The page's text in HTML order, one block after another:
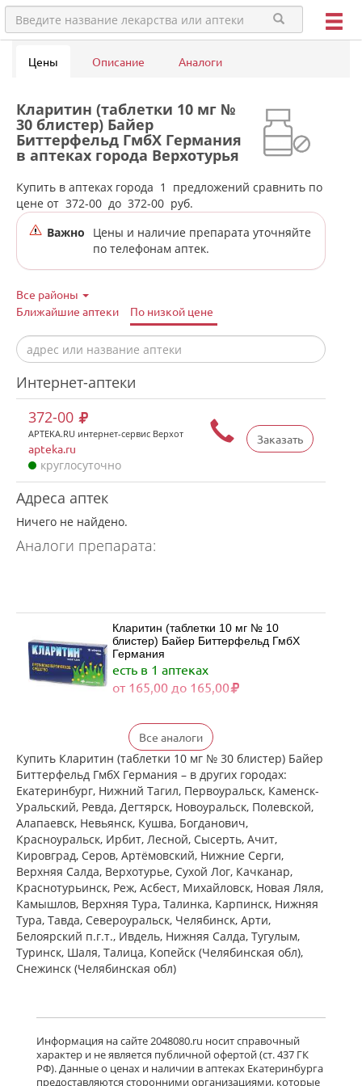
Цены Описание Аналоги
Кларитин (таблетки 10 мг №
30 блистер) Байер
Биттерфельд ГмбХ Германия
в аптеках города Верхотурья
Купить в аптеках города 1
предложений сравнить по
цене от 372-00 до 372-00 руб.
Важно
Цены и наличие препарата уточняйте
по телефонам аптек.
Все районы
Ближайшие аптеки
По низкой цене
Интернет-аптеки
Заказать
372-00
APTEKA.RU интернет-сервис Верхот
apteka.ru
круглосуточно
Адреса аптек
Ничего не найдено.
Аналоги препарата:
Кларитин (таблетки 10 мг № 10
блистер) Байер Биттерфельд ГмбХ
Германия
есть в 1 аптеках
от 165,00 до 165,00
Кларитин (таблетки 10 мг № 30
блистер) Байер Биттерфельд ГмбХ
Германия
есть в 1 аптеках
от 372,00 до 372,00
Кларотадин (таблетки 10 мг N10)
Акрихин ХФК ОАО - Россия
Московская область, Нагинский р-н,
Старая Купавна
Нет в аптеках города
Кларитин (таблетки 10 мг № 7
блистер) Байер Биттерфельд ГмбХ
Германия
Нет в аптеках города
Кларотадин (таблетки 10 мг N7)
Акрихин ХФК ОАО - Россия
Московская область, Нагинский р-н,
Старая Купавна
Все аналоги
Купить Кларитин (таблетки 10 мг № 30 блистер) Байер
Биттерфельд ГмбХ Германия – в других городах:
Екатеринбург, Нижний Тагил, Первоуральск, Каменск-
Уральский, Ревда, Дегтярск, Новоуральск, Полевской,
Алапаевск, Невьянск, Кушва, Богданович,
Красноуральск, Ирбит, Лесной, Сысерть, Ачит,
Кировград, Серов, Артёмовский, Нижние Cерги,
Верхняя Салда, Верхотурье, Сухой Лог, Качканар,
Краснотурьинск, Реж, Асбест, Михайловск, Новая Ляля,
Камышлов, Верхняя Тура, Талинка, Карпинск, Нижняя
Тура, Тавда, Североуральск, Челябинск, Арти,
Белоярский п.г.т., Ивдель, Нижняя Салда, Тугулым,
Туринск, Шаля, Талица, Копейск (Челябинская обл),
Снежинск (Челябинская обл)
Информация на сайте 2048080.ru носит справочный
характер и не является публичной офертой (ст. 437 ГК
РФ). Данные о ценах и наличии в аптеках Екатеринбурга
предоставляются сторонними организациями, которые